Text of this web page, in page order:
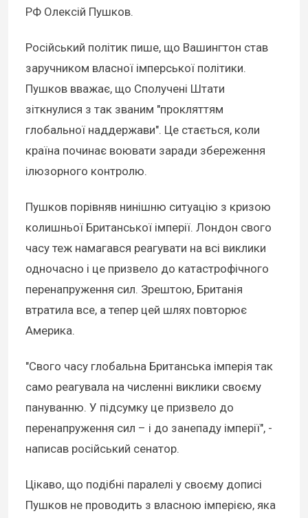
РФ Олексій Пушков.
Російський політик пише, що Вашингтон став
заручником власної імперської політики.
Пушков вважає, що Сполучені Штати
зіткнулися з так званим "прокляттям
глобальної наддержави". Це стається, коли
країна починає воювати заради збереження
ілюзорного контролю.
Пушков порівняв нинішню ситуацію з кризою
колишньої Британської імперії. Лондон свого
часу теж намагався реагувати на всі виклики
одночасно і це призвело до катастрофічного
перенапруження сил. Зрештою, Британія
втратила все, а тепер цей шлях повторює
Америка.
"Свого часу глобальна Британська імперія так
само реагувала на численні виклики своєму
пануванню. У підсумку це призвело до
перенапруження сил – і до занепаду імперії", -
написав російський сенатор.
Цікаво, що подібні паралелі у своєму дописі
Пушков не проводить з власною імперією, яка